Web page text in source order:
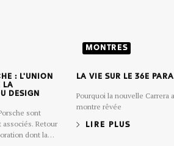
: L'UNION
LA
DESIGN
sont
Retour
dont la
LA VIE SUR LE 36E
Pourquoi la nouvelle Carrera
montre rêvée
LIRE PLUS
MONTRES